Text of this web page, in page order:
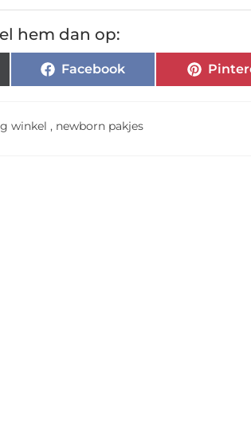
hem dan op:
Facebook
winkel , newborn pakjes